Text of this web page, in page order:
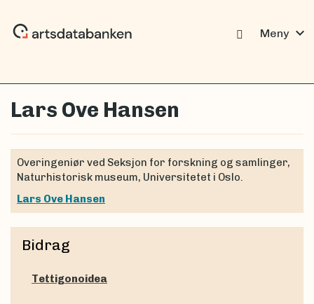
Meny expand_more
Lars Ove Hansen
Overingeniør ved Seksjon for forskning og samlinger,
Naturhistorisk museum, Universitetet i Oslo.
Lars Ove Hansen
Bidrag
Tettigonoidea